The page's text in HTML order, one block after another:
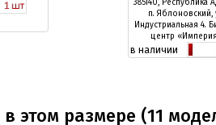
385140, Республика
п. Яблоновский,
Индустриальная 4.
центр
в наличии
этом размере (11